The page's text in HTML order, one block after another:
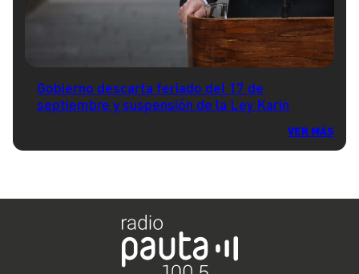
Gobierno descarta feriado del 17 de
septiembre y suspensión de la Ley Karin
VER MÁS